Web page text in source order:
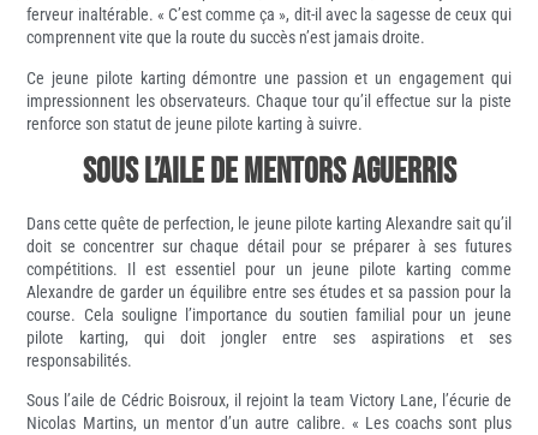
ferveur inaltérable. « C’est comme ça », dit-il avec la sagesse de ceux qui
comprennent vite que la route du succès n’est jamais droite.
Ce jeune pilote karting démontre une passion et un engagement qui
impressionnent les observateurs. Chaque tour qu’il effectue sur la piste
renforce son statut de jeune pilote karting à suivre.
Sous l’aile de mentors aguerris
Dans cette quête de perfection, le jeune pilote karting Alexandre sait qu’il
doit se concentrer sur chaque détail pour se préparer à ses futures
compétitions. Il est essentiel pour un jeune pilote karting comme
Alexandre de garder un équilibre entre ses études et sa passion pour la
course. Cela souligne l’importance du soutien familial pour un jeune
pilote karting, qui doit jongler entre ses aspirations et ses
responsabilités.
Sous l’aile de Cédric Boisroux, il rejoint la team Victory Lane, l’écurie de
Nicolas Martins, un mentor d’un autre calibre. « Les coachs sont plus